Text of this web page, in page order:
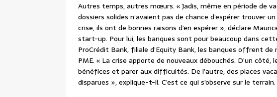
Autres temps, autres mœurs. « Jadis, même en période de
dossiers solides n’avaient pas de chance d’espérer trouver
crise, ils ont de bonnes raisons d’en espérer », déclare
start-up. Pour lui, les banques sont pour beaucoup dans
ProCrédit Bank, filiale d’Equity Bank, les banques offrent
PME. « La crise apporte de nouveaux débouchés. D’un
bénéfices et parer aux difficultés. De l’autre, des places
disparues », explique-t-il. C’est ce qui s’observe sur le terrain.